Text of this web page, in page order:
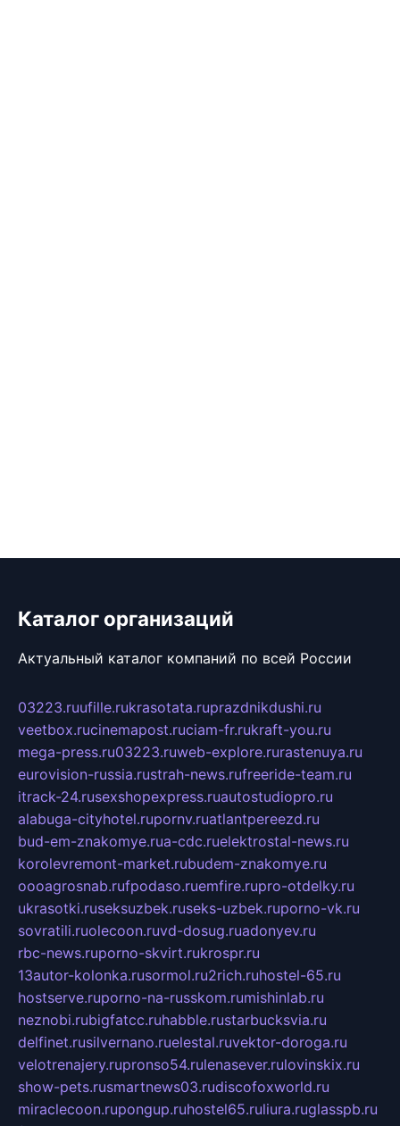
Каталог организаций
Актуальный каталог компаний по всей России
03223.ruufille.rukrasotata.ruprazdnikdushi.ru
veetbox.rucinemapost.ruciam-fr.rukraft-you.ru
mega-press.ru03223.ruweb-explore.rurastenuya.ru
eurovision-russia.rustrah-news.rufreeride-team.ru
itrack-24.rusexshopexpress.ruautostudiopro.ru
alabuga-cityhotel.rupornv.ruatlantpereezd.ru
bud-em-znakomye.rua-cdc.ruelektrostal-news.ru
korolevremont-market.rubudem-znakomye.ru
oooagrosnab.rufpodaso.ruemfire.rupro-otdelky.ru
ukrasotki.ruseksuzbek.ruseks-uzbek.ruporno-vk.ru
sovratili.ruolecoon.ruvd-dosug.ruadonyev.ru
rbc-news.ruporno-skvirt.rukrospr.ru
13autor-kolonka.rusormol.ru2rich.ruhostel-65.ru
hostserve.ruporno-na-russkom.rumishinlab.ru
neznobi.rubigfatcc.ruhabble.rustarbucksvia.ru
delfinet.rusilvernano.ruelestal.ruvektor-doroga.ru
velotrenajery.rupronso54.rulenasever.rulovinskix.ru
show-pets.rusmartnews03.rudiscofoxworld.ru
miraclecoon.rupongup.ruhostel65.ruliura.ruglasspb.ru